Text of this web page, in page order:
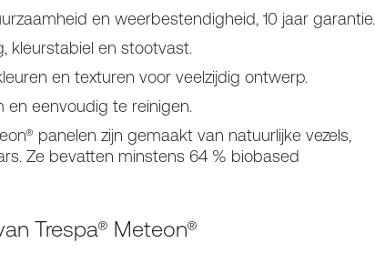
en weerbestendigheid, 10 jaar garantie.
kleurstabiel en stootvast.
en texturen voor veelzijdig ontwerp.
en eenvoudig te reinigen.
panelen zijn gemaakt van natuurlijke vezels,
Ze bevatten minstens 64 % biobased
Trespa® Meteon®